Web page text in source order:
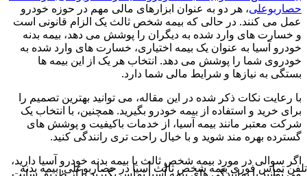
حصاربوعلی، هر دو به عنوان ابزارهای مالی مهم در حوزه خودرو
عمل می کنند. در حالی که بیمه شخص ثالث یک الزام قانونی است
و خسارت های وارد شده به دیگران را پوشش می دهد، بیمه بدنه
خودرو آسیا به عنوان یک بیمه اختیاری، خسارت های وارد شده به
خودروی شما را پوشش می دهد. انتخاب هر یک از این بیمه ها
بستگی به نیازها و شرایط مالی شما دارد.
با رعایت نکات ذکر شده در این مقاله، می توانید بهترین تصمیم را
برای خرید و استفاده از بیمه خودرو بگیرید. همچنین، با انتخاب یک
شرکت معتبر مانند بیمه آسیا، از خدمات باکیفیت و پوشش های
گسترده بهره مند شوید و با خیال راحت تری رانندگی کنید.
اگر سوالی در مورد بیمه شخص ثالث یا بیمه بدنه خودرو آسیا دارید،
می توانید با نمایندگی های بیمه آسیا تماس بگیرید یا از طریق سایت
تلفن تماس فوریبیمه شخص ثالث آسیا در حصاربوعلی, بیمه بدنه